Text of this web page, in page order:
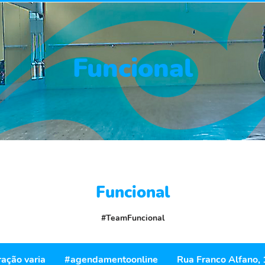
Funcional
Funcional
#TeamFuncional
varia #agendamentoonline Rua Franco Alfano,